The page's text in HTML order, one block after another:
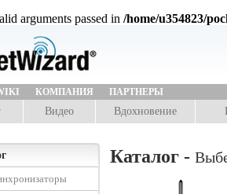
arguments passed in /home/u354823/
КОМПАНИЯ ПАРТНЕРЫ
Видео Вдохновение
Каталог -